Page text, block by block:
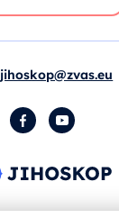
jihoskop@zvas.eu
FacebookYouTube